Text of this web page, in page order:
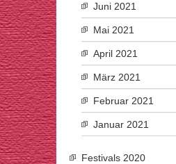
Juni 2021
Mai 2021
April 2021
März 2021
Februar 2021
Januar 2021
Festivals 2020